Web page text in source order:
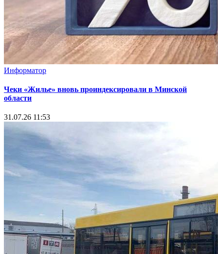
Информатор
Чеки «Жилье» вновь проиндексировали в Минской
области
31.07.26 11:53